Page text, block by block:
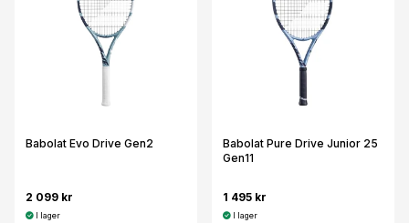
Babolat Evo Drive Gen2
2 099 kr
I lager
Babolat Pure Drive Junior 25
Gen11
1 495 kr
I lager